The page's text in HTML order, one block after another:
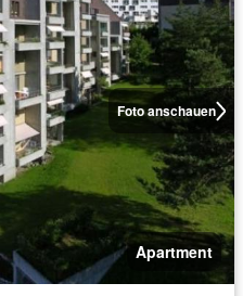
Foto anschauen
Apartment